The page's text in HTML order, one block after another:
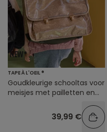
TAPE À L'OEIL ®
Goudkleurige schooltas voor
meisjes met pailletten en
39,99 €